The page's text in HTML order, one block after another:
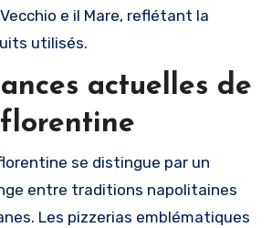
e il Mare, reflétant la
utilisés.
actuelles de
se distingue par un
entre traditions napolitaines
Les pizzerias emblématiques